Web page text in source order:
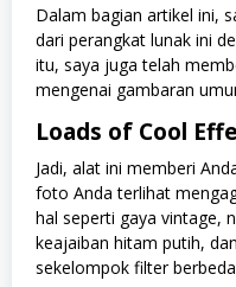
Dalam bagian artikel ini,
dari perangkat lunak ini
itu, saya juga telah
mengenai gambaran
Loads of Cool
Jadi, alat ini memberi
foto Anda terlihat
hal seperti gaya vintage,
keajaiban hitam putih,
sekelompok filter